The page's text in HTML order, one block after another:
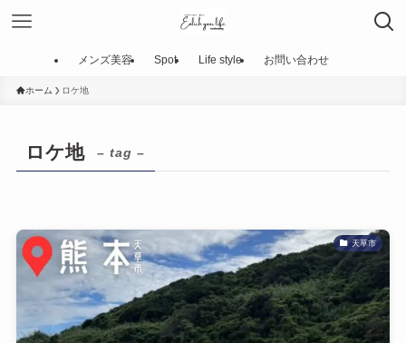
メンズ美容 Spot Life style お問い合わせ
ホーム ロケ地
ロケ地 – tag –
天草市